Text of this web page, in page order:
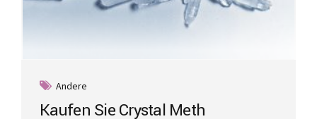
Andere
Kaufen Sie Crystal Meth